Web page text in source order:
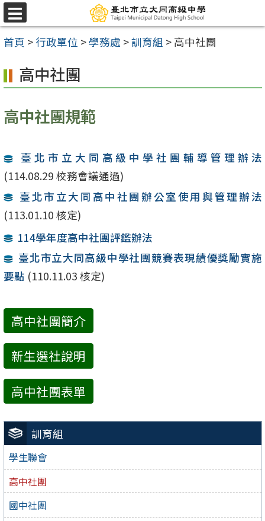
跳
至
主
內
區
選
單
首頁 > 行政單位 >學務處 >訓育組 > 高中社團
訓育組
學生聯會
高中社團
國中社團
高中社團
高中社團規範
臺北市立大同高級中學社團輔導管理辦法
(114.08.29 校務會議通過)
臺北市立大同高中社團辦公室使用與管理辦法
(113.01.10 核定)
114學年度高中社團評鑑辦法
臺北市立大同高級中學社團競賽表現績優獎勵實施
要點 (110.11.03 核定)
高中社團簡介
新生選社說明
高中社團表單